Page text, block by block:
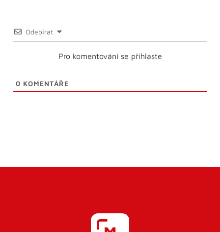
Odebírat
Pro komentování se přihlaste
0 KOMENTÁŘE